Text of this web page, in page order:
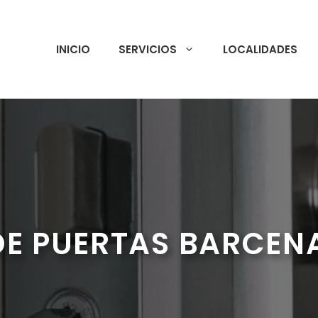
INICIO SERVICIOS LOCALIDADES
PUERTAS